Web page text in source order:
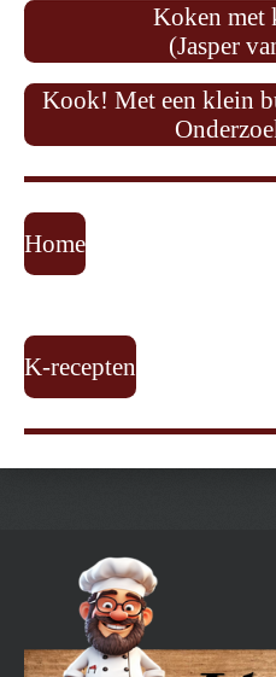
Koken met
(Jasper
Kook! Met een klein
Home
K-recepten